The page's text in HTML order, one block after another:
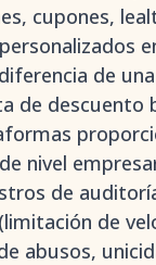
cupones,
de una
de descuento
nivel
de
de
abusos,